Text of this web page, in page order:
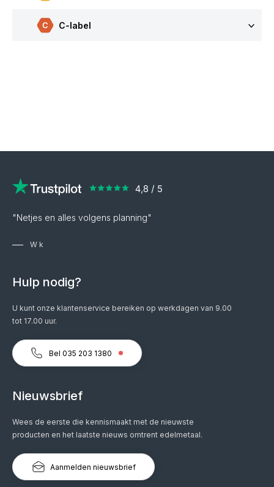
C-label
"Netjes en alles volgens planning"
W k
Hulp nodig?
U kunt onze klantenservice bereiken op werkdagen van 9.00
tot 17.00 uur.
Bel 035 203 1380
Nieuwsbrief
Wees de eerste die kennismaakt met de nieuwste
producten en het laatste nieuws omtrent edelmetaal.
Aanmelden nieuwsbrief